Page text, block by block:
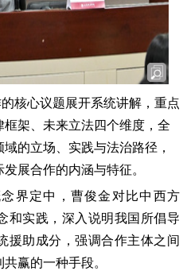
核心议题展开系统讲解，重点
架、未来立法四个维度，全
的立场、实践与法治路径，
展合作的内涵与特征。
界定中，曹俊金对比中西方
和实践，深入说明我国所倡导
援助成分，强调合作主体之间
赢的一种手段。